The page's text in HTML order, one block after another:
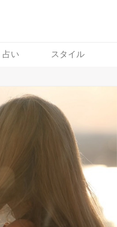
占い スタイル